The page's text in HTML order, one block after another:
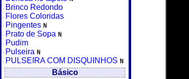
Brinco Redondo
Flores Coloridas
Pingentes
Prato de Sopa
Pudim
Pulseira
PULSEIRA COM DISQUINHOS
Básico